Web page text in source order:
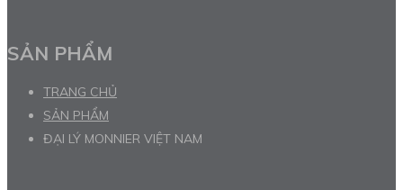
SẢN PHẨM
TRANG CHỦ
SẢN PHẨM
ĐẠI LÝ MONNIER VIỆT NAM